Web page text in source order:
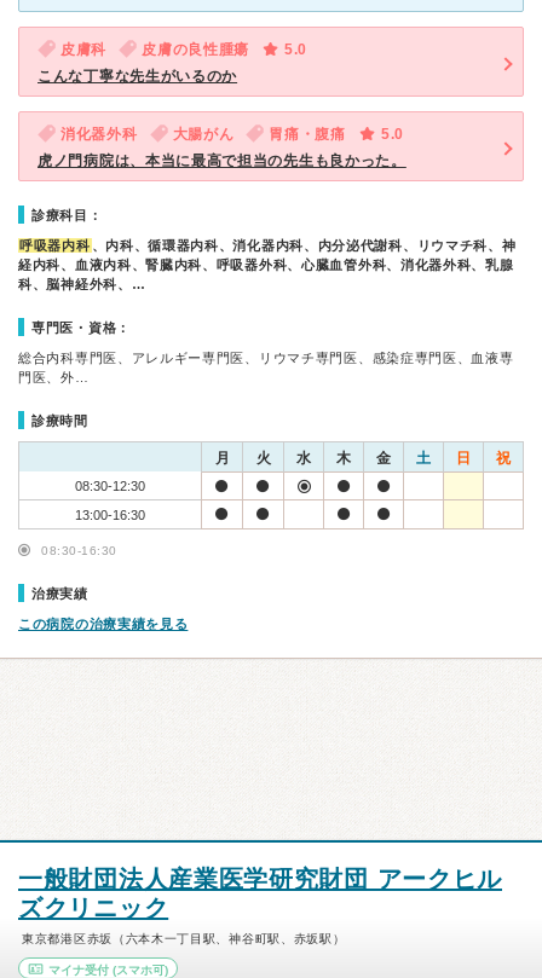
皮膚科 皮膚の良性腫瘍
5.0
こんな丁寧な先生がいるのか
消化器外科 大腸がん 胃痛・腹痛
5.0
虎ノ門病院は、本当に最高で担当の先生も良かった。
診療科目：
呼吸器内科 、内科、循環器内科、消化器内科、内分泌代謝科、リウマチ科、神
経内科、血液内科、腎臓内科、呼吸器外科、心臓血管外科、消化器外科、乳腺
科、脳神経外科、…
専門医・資格：
総合内科専門医、アレルギー専門医、リウマチ専門医、感染症専門医、血液専
門医、外…
診療時間
月 火 水 木 金 土 日 祝
08:30-12:30
13:00-16:30
08:30-16:30
治療実績
この病院の治療実績を見る
一般財団法人産業医学研究財団 アークヒル
ズクリニック
東京都港区赤坂（六本木一丁目駅、神谷町駅、赤坂駅）
マイナ受付 (スマホ可)